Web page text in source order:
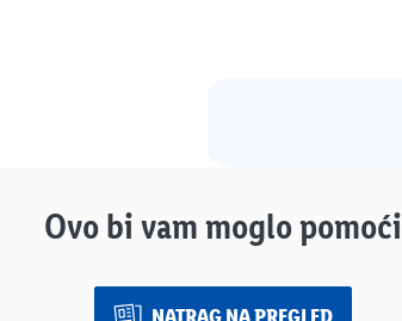
Ovo bi vam moglo pomoći